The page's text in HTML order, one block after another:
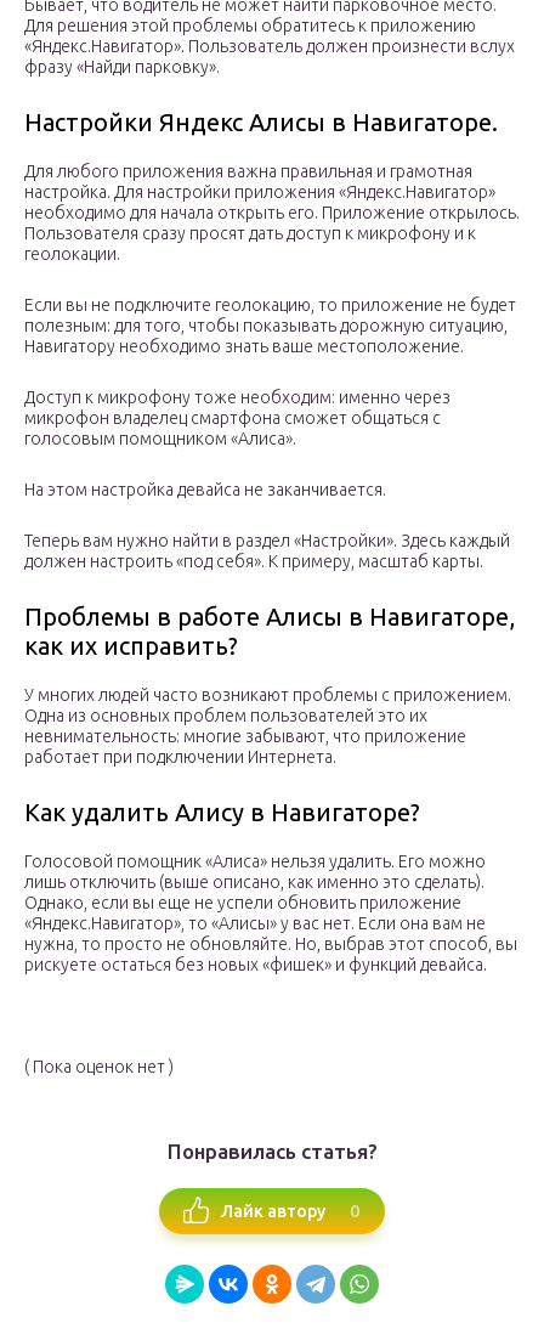
Бывает, что водитель не может найти парковочное место.
Для решения этой проблемы обратитесь к приложению
«Яндекс.Навигатор». Пользователь должен произнести вслух
фразу «Найди парковку».
Настройки Яндекс Алисы в Навигаторе.
Для любого приложения важна правильная и грамотная
настройка. Для настройки приложения «Яндекс.Навигатор»
необходимо для начала открыть его. Приложение открылось.
Пользователя сразу просят дать доступ к микрофону и к
геолокации.
Если вы не подключите геолокацию, то приложение не будет
полезным: для того, чтобы показывать дорожную ситуацию,
Навигатору необходимо знать ваше местоположение.
Доступ к микрофону тоже необходим: именно через
микрофон владелец смартфона сможет общаться с
голосовым помощником «Алиса».
На этом настройка девайса не заканчивается.
Теперь вам нужно найти в раздел «Настройки». Здесь каждый
должен настроить «под себя». К примеру, масштаб карты.
Проблемы в работе Алисы в Навигаторе,
как их исправить?
У многих людей часто возникают проблемы с приложением.
Одна из основных проблем пользователей это их
невнимательность: многие забывают, что приложение
работает при подключении Интернета.
Как удалить Алису в Навигаторе?
Голосовой помощник «Алиса» нельзя удалить. Его можно
лишь отключить (выше описано, как именно это сделать).
Однако, если вы еще не успели обновить приложение
«Яндекс.Навигатор», то «Алисы» у вас нет. Если она вам не
нужна, то просто не обновляйте. Но, выбрав этот способ, вы
рискуете остаться без новых «фишек» и функций девайса.
( Пока оценок нет )
Понравилась статья?
Лайк автору 0